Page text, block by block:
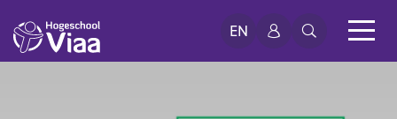
EN